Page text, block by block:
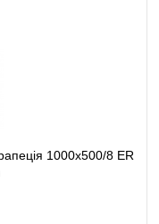
1000х500/8 ER